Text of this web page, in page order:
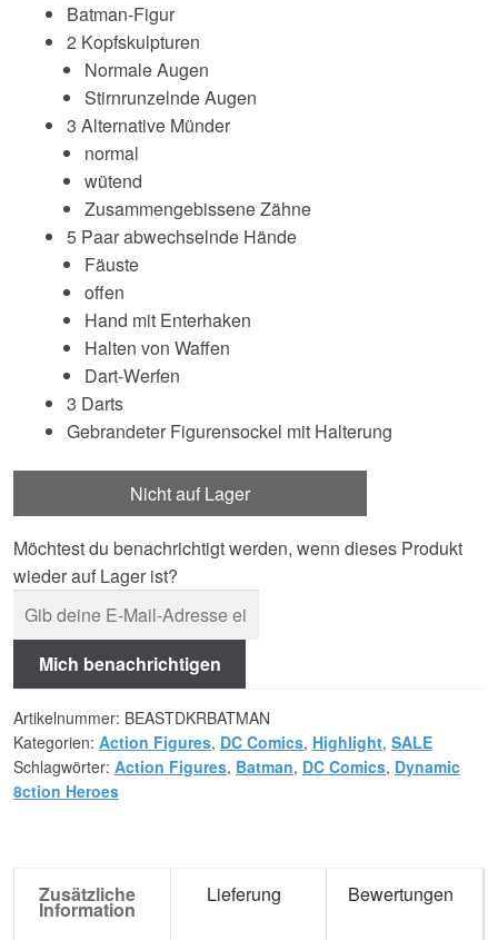
Batman-Figur
2 Kopfskulpturen
Normale Augen
Stirnrunzelnde Augen
3 Alternative Münder
normal
wütend
Zusammengebissene Zähne
5 Paar abwechselnde Hände
Fäuste
offen
Hand mit Enterhaken
Halten von Waffen
Dart-Werfen
3 Darts
Gebrandeter Figurensockel mit Halterung
Nicht auf Lager
Möchtest du benachrichtigt werden, wenn dieses Produkt
wieder auf Lager ist?
Mich benachrichtigen
Artikelnummer: BEASTDKRBATMAN
Kategorien: Action Figures, DC Comics, Highlight, SALE
Schlagwörter: Action Figures, Batman, DC Comics, Dynamic
8ction Heroes
Zusätzliche
Information
Lieferung Bewertungen